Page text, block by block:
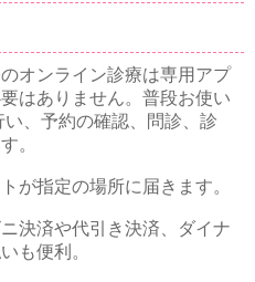
オンライン診療は専用アプ
はありません。普段お使い
、予約の確認、問診、診
。
が指定の場所に届きます。
決済や代引き決済、ダイナ
も便利。